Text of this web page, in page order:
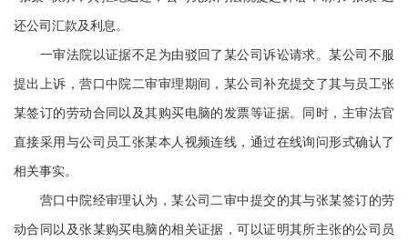
还公司汇款及利息。
一审法院以证据不足为由驳回了某公司诉讼请求。某公司不服
提出上诉，营口中院二审审理期间，某公司补充提交了其与员工张
某签订的劳动合同以及其购买电脑的发票等证据。同时，主审法官
直接采用与公司员工张某本人视频连线，通过在线询问形式确认了
相关事实。
营口中院经审理认为，某公司二审中提交的其与张某签订的劳
动合同以及张某购买电脑的相关证据，可以证明其所主张的公司员